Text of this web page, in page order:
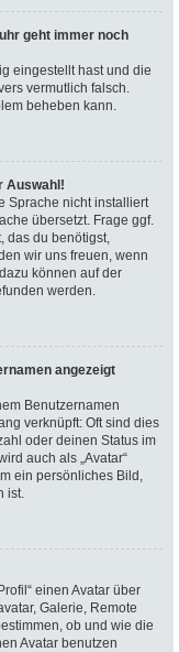
geht immer noch
eingestellt hast und die
vermutlich falsch.
beheben kann.
Auswahl!
Sprache nicht installiert
übersetzt. Frage ggf.
das du benötigst,
wir uns freuen, wenn
können auf der
werden.
angezeigt
Benutzernamen
verknüpft: Oft sind dies
oder deinen Status im
auch als „Avatar“
ein persönliches Bild,
ist.
einen Avatar über
Galerie, Remote
ob und wie die
Avatar benutzen